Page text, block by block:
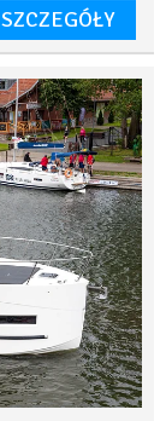
SZCZEGÓŁY